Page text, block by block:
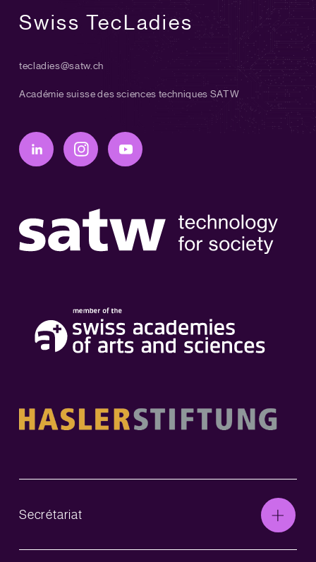
Swiss TecLadies
tecladies@satw.ch
Académie suisse des sciences techniques SATW
Secrétariat